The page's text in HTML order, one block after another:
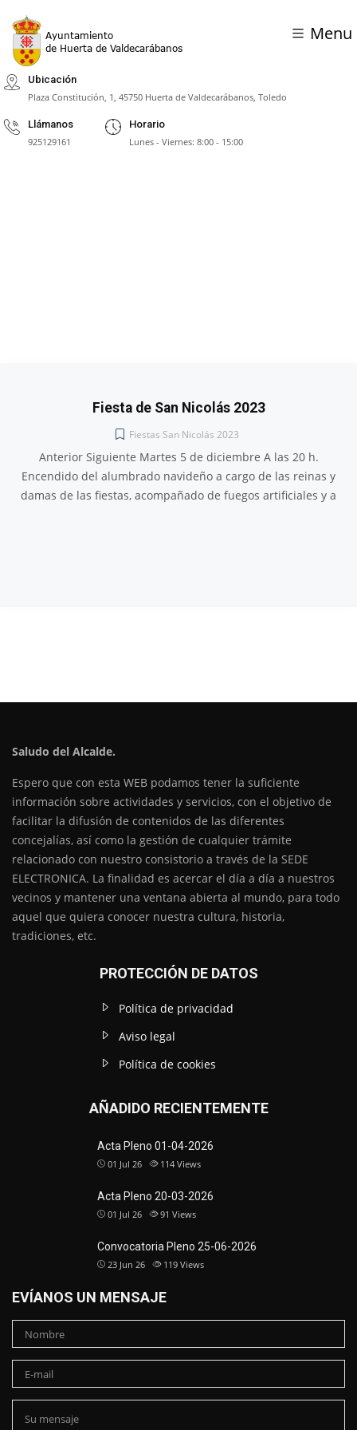
Menu
Ubicación
Plaza Constitución, 1, 45750 Huerta de Valdecarábanos, Toledo
Llámanos
925129161
Horario
Lunes - Viernes: 8:00 - 15:00
Fiesta de San Nicolás 2023
Fiestas San Nicolás 2023
Anterior Siguiente Martes 5 de diciembre A las 20 h.
Encendido del alumbrado navideño a cargo de las reinas y
damas de las fiestas, acompañado de fuegos artificiales y a
Saludo del Alcalde.
Espero que con esta WEB podamos tener la suficiente
información sobre actividades y servicios, con el objetivo de
facilitar la difusión de contenidos de las diferentes
concejalías, así como la gestión de cualquier trámite
relacionado con nuestro consistorio a través de la SEDE
ELECTRONICA. La finalidad es acercar el día a día a nuestros
vecinos y mantener una ventana abierta al mundo, para todo
aquel que quiera conocer nuestra cultura, historia,
tradiciones, etc.
PROTECCIÓN DE DATOS
Política de privacidad
Aviso legal
Política de cookies
AÑADIDO RECIENTEMENTE
Acta Pleno 01-04-2026
01 Jul 26 114 Views
Acta Pleno 20-03-2026
01 Jul 26 91 Views
Convocatoria Pleno 25-06-2026
23 Jun 26 119 Views
EVÍANOS UN MENSAJE